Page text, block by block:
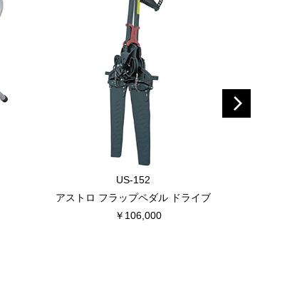
US-152
アストロ フラップペダル ドライブ
￥106,000